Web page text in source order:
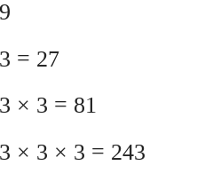
= 27
× 3 = 81
× 3 × 3 = 243